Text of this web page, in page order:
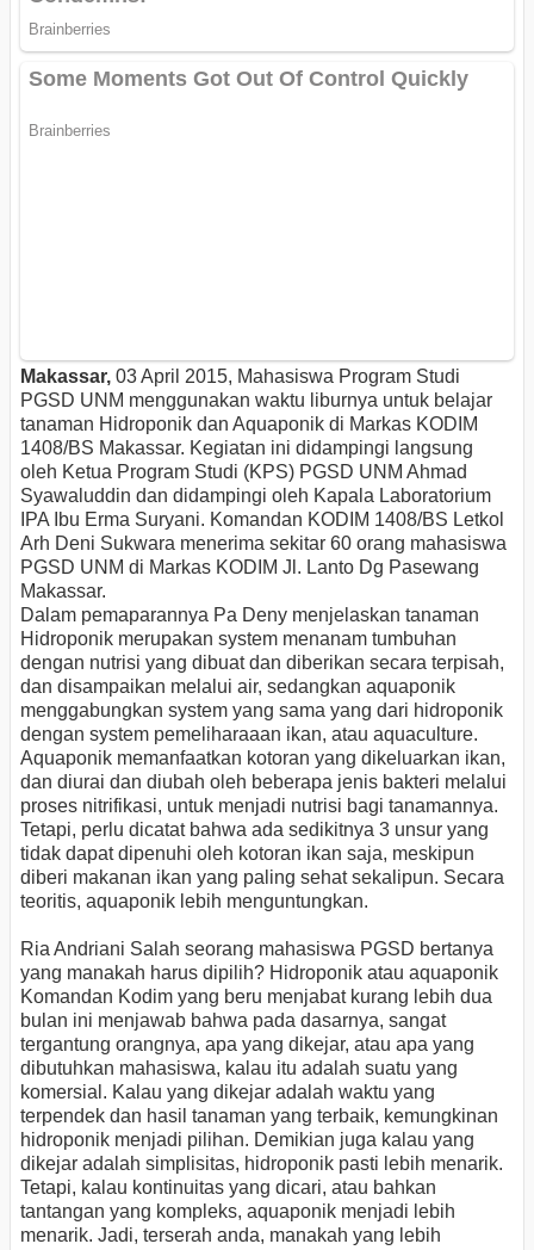
Makassar, 03 April 2015, Mahasiswa Program Studi
PGSD UNM menggunakan waktu liburnya untuk belajar
tanaman Hidroponik dan Aquaponik di Markas KODIM
1408/BS Makassar. Kegiatan ini didampingi langsung
oleh Ketua Program Studi (KPS) PGSD UNM Ahmad
Syawaluddin dan didampingi oleh Kapala Laboratorium
IPA Ibu Erma Suryani. Komandan KODIM 1408/BS Letkol
Arh Deni Sukwara menerima sekitar 60 orang mahasiswa
PGSD UNM di Markas KODIM Jl. Lanto Dg Pasewang
Makassar.
Dalam pemaparannya Pa Deny menjelaskan tanaman
Hidroponik merupakan system menanam tumbuhan
dengan nutrisi yang dibuat dan diberikan secara terpisah,
dan disampaikan melalui air, sedangkan aquaponik
menggabungkan system yang sama yang dari hidroponik
dengan system pemeliharaaan ikan, atau aquaculture.
Aquaponik memanfaatkan kotoran yang dikeluarkan ikan,
dan diurai dan diubah oleh beberapa jenis bakteri melalui
proses nitrifikasi, untuk menjadi nutrisi bagi tanamannya.
Tetapi, perlu dicatat bahwa ada sedikitnya 3 unsur yang
tidak dapat dipenuhi oleh kotoran ikan saja, meskipun
diberi makanan ikan yang paling sehat sekalipun. Secara
teoritis, aquaponik lebih menguntungkan.
Ria Andriani Salah seorang mahasiswa PGSD bertanya
yang manakah harus dipilih? Hidroponik atau aquaponik
Komandan Kodim yang beru menjabat kurang lebih dua
bulan ini menjawab bahwa pada dasarnya, sangat
tergantung orangnya, apa yang dikejar, atau apa yang
dibutuhkan mahasiswa, kalau itu adalah suatu yang
komersial. Kalau yang dikejar adalah waktu yang
terpendek dan hasil tanaman yang terbaik, kemungkinan
hidroponik menjadi pilihan. Demikian juga kalau yang
dikejar adalah simplisitas, hidroponik pasti lebih menarik.
Tetapi, kalau kontinuitas yang dicari, atau bahkan
tantangan yang kompleks, aquaponik menjadi lebih
menarik. Jadi, terserah anda, manakah yang lebih